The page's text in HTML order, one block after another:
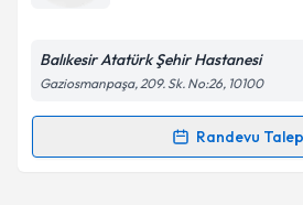
Kişisel verilerimin
Metni'ni okudum ve kişisel
Balıkesir Atatürk Şehir Hastanesi
Gaziosmanpaşa, 209. Sk. No:26, 10100
Randevu
Randevu Takvimi Talebi